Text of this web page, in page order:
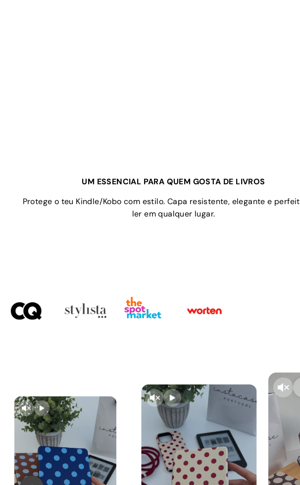
UM ESSENCIAL PARA QUEM GOSTA DE LIVROS
Protege o teu Kindle/Kobo com estilo. Capa resistente, elegante e
ler em qualquer lugar.